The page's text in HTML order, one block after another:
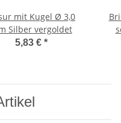
mit Kugel Ø 3,0
Silber vergoldet
5,83 € *